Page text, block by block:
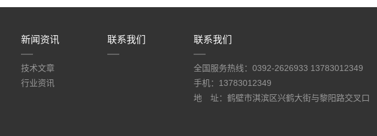
新闻资讯
技术文章
行业资讯
联系我们 联系我们
全国服务热线：0392-2626933 13783012349
手机：13783012349
地 址：鹤壁市淇滨区兴鹤大街与黎阳路交叉口